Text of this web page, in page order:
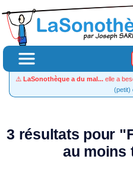
⚠️ LaSonothèque a du mal... elle a
(petit)
3 résultats pour
au moins